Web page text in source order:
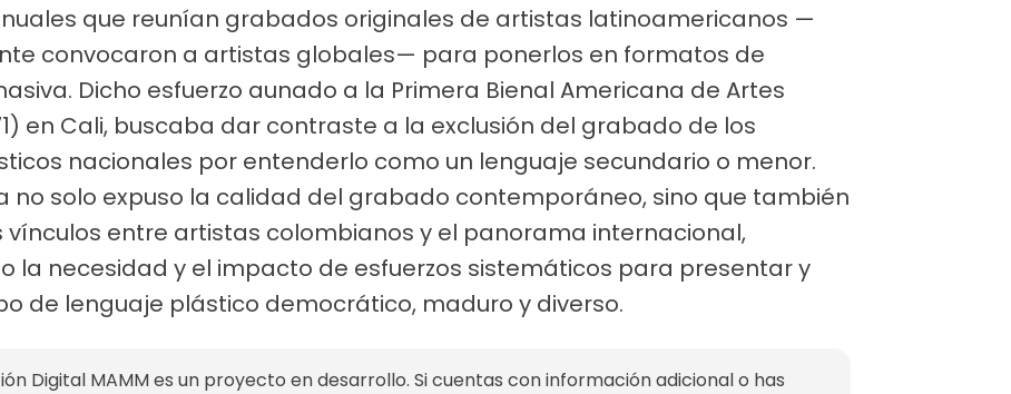
que reunían grabados originales de artistas latinoamericanos —
convocaron a artistas globales— para ponerlos en formatos de
Dicho esfuerzo aunado a la Primera Bienal Americana de Artes
en Cali, buscaba dar contraste a la exclusión del grabado de los
nacionales por entenderlo como un lenguaje secundario o menor.
no solo expuso la calidad del grabado contemporáneo, sino que también
vínculos entre artistas colombianos y el panorama internacional,
la necesidad y el impacto de esfuerzos sistemáticos para presentar y
de lenguaje plástico democrático, maduro y diverso.
Digital MAMM es un proyecto en desarrollo. Si cuentas con información adicional o has